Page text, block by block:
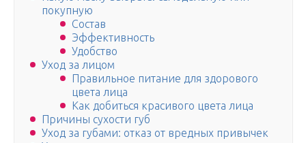
покупную
Состав
Эффективность
Удобство
Уход за лицом
Правильное питание для здорового
цвета лица
Как добиться красивого цвета лица
Причины сухости губ
Уход за губами: отказ от вредных привычек